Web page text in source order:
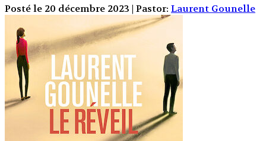
Posté le 20 décembre 2023 | Pastor: Laurent Gounelle